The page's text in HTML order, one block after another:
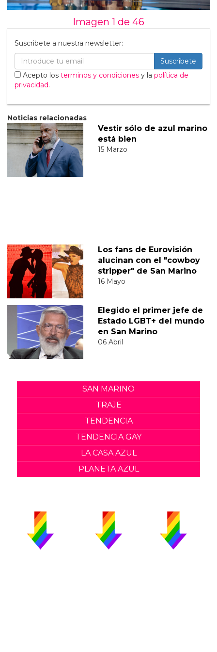
Imagen 1 de 46
Suscribete a nuestra newsletter:
Suscribete
Acepto los terminos y condiciones y la política de
privacidad.
Noticias relacionadas
Vestir sólo de azul marino
está bien
15 Marzo
Los fans de Eurovisión
alucinan con el "cowboy
stripper" de San Marino
16 Mayo
Elegido el primer jefe de
Estado LGBT+ del mundo
en San Marino
06 Abril
SAN MARINO
TRAJE
TENDENCIA
TENDENCIA GAY
LA CASA AZUL
PLANETA AZUL